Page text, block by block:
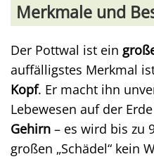
Merkmale und
Der Pottwal ist ein
auffälligstes Merkmal
Kopf. Er macht ihn
Lebewesen auf der
Gehirn – es wird bis zu
großen „Schädel“ kein